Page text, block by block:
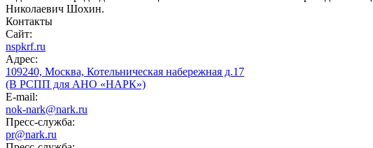
Николаевич Шохин.
Контакты
Сайт:
nspkrf.ru
Адрес:
109240, Москва, Котельническая набережная д.17
(В РСПП для АНО «НАРК»)
E-mail:
nok-nark@nark.ru
Пресс-служба:
pr@nark.ru